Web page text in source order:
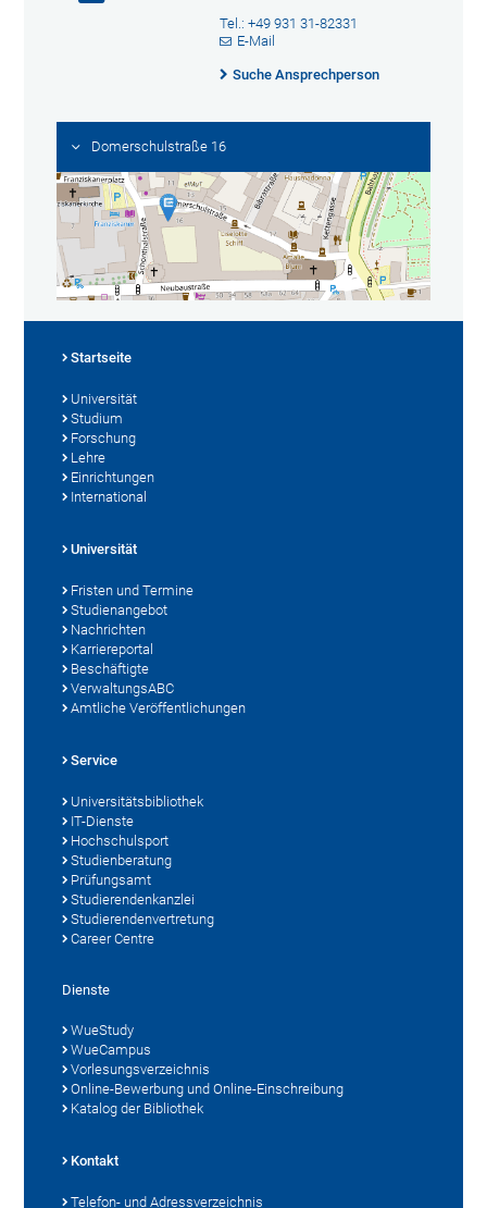
Tel.: +49 931 31-82331
E-Mail
Suche Ansprechperson
Domerschulstraße 16
Startseite
Universität
Studium
Forschung
Lehre
Einrichtungen
International
Universität
Fristen und Termine
Studienangebot
Nachrichten
Karriereportal
Beschäftigte
VerwaltungsABC
Amtliche Veröffentlichungen
Service
Universitätsbibliothek
IT-Dienste
Hochschulsport
Studienberatung
Prüfungsamt
Studierendenkanzlei
Studierendenvertretung
Career Centre
Dienste
WueStudy
WueCampus
Vorlesungsverzeichnis
Online-Bewerbung und Online-Einschreibung
Katalog der Bibliothek
Kontakt
Telefon- und Adressverzeichnis